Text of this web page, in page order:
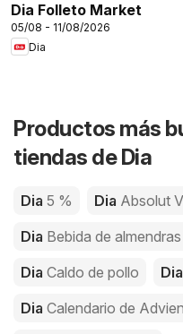
Dia Folleto Market
05/08 - 11/08/2026
Dia
Productos más
tiendas de Dia
Dia 5 % Dia Absolut
Dia Bebida de
Dia Caldo de pollo Dia
Dia Calendario de